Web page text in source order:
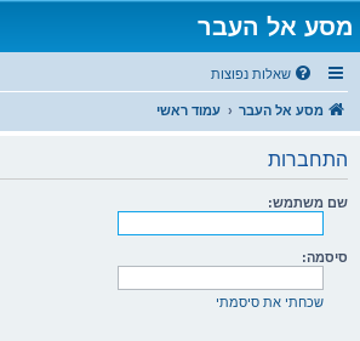
מסע אל העבר
שאלות נפוצות
מסע אל העבר עמוד ראשי
התחברות
שם משתמש:
סיסמה:
שכחתי את סיסמתי